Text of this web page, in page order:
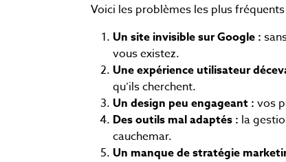
Voici les problèmes les plus fréquents
Un site invisible sur Google : s
vous existez.
Une expérience utilisateur
qu’ils cherchent.
Un design peu engageant : vos
Des outils mal adaptés : la
cauchemar.
Un manque de stratégie